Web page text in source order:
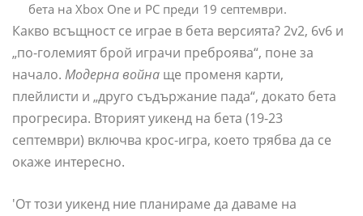
бета на Xbox One и PC преди 19 септември.
Какво всъщност се играе в бета версията? 2v2, 6v6 и
„по-големият брой играчи преброява“, поне за
начало. Модерна война ще променя карти,
плейлисти и „друго съдържание пада“, докато бета
прогресира. Вторият уикенд на бета (19-23
септември) включва крос-игра, което трябва да се
окаже интересно.
'От този уикенд ние планираме да даваме на